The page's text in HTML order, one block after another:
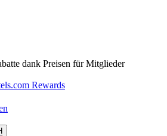
dank Preisen für Mitglieder
Rewards